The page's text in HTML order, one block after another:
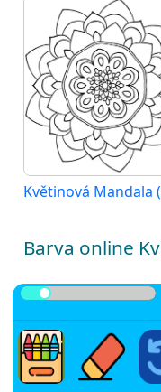
Květinová Mandala
Barva online